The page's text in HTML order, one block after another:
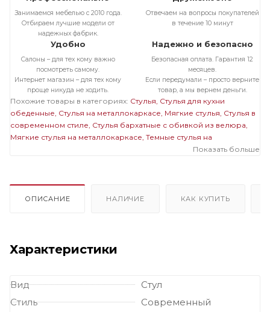
Занимаемся мебелью с 2010 года.
Отбираем лучшие модели от
надежных фабрик.
Отвечаем на вопросы покупателей
в течение 10 минут
Удобно
Салоны – для тех кому важно
посмотреть самому.
Интернет магазин – для тех кому
проще никуда не ходить.
Надежно и безопасно
Безопасная оплата. Гарантия 12
месяцев.
Если передумали – просто верните
товар, а мы вернем деньги.
Похожие товары в категориях: Стулья Стулья для кухни
обеденные Стулья на металлокаркасе Мягкие стулья Стулья в
современном стиле Стулья бархатные с обивкой из велюра
Мягкие стулья на металлокаркасе Темные стулья на
Стулья на черном металлокаркасе Стулья
Велюровые темные стулья
Показать больше
ОПИСАНИЕ НАЛИЧИЕ КАК КУПИТЬ
Характеристики
Вид
Стул
Стиль
Современный